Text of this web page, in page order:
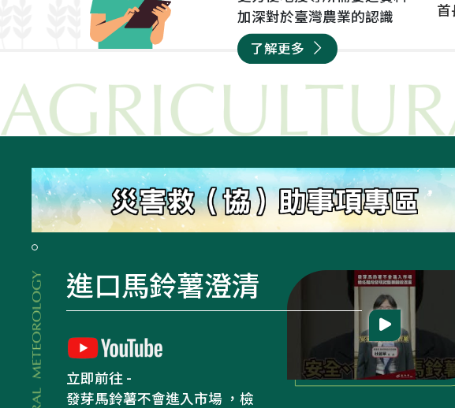
加深對於臺灣農業的認識
了解更多
首
災害救（協）助事項專區
農業氣象
立即前往 -
農業部虛擬博物館